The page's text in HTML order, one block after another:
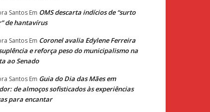
Santos Em OMS descarta indícios de “surto
de hantavírus
Santos Em Coronel avalia Edylene Ferreira
e reforça peso do municipalismo na
ao Senado
Santos Em Guia do Dia das Mães em
de almoços sofisticados às experiências
para encantar